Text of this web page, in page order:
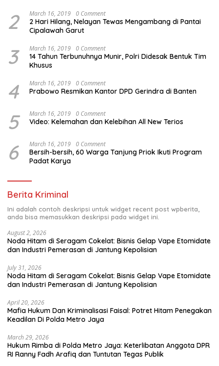
2 March 16, 2019 0 Comment
2 Hari Hilang, Nelayan Tewas Mengambang di Pantai
Cipalawah Garut
3 March 16, 2019 0 Comment
14 Tahun Terbunuhnya Munir, Polri Didesak Bentuk Tim
Khusus
4 March 16, 2019 0 Comment
Prabowo Resmikan Kantor DPD Gerindra di Banten
5 March 16, 2019 0 Comment
Video: Kelemahan dan Kelebihan All New Terios
6 March 16, 2019 0 Comment
Bersih-bersih, 60 Warga Tanjung Priok Ikuti Program
Padat Karya
Berita Kriminal
Ini adalah contoh deskripsi untuk widget recent post wpberita,
anda bisa memasukkan deskripsi pada widget ini.
August 2, 2026
Noda Hitam di Seragam Cokelat: Bisnis Gelap Vape Etomidate
dan Industri Pemerasan di Jantung Kepolisian
July 31, 2026
Noda Hitam di Seragam Cokelat: Bisnis Gelap Vape Etomidate
dan Industri Pemerasan di Jantung Kepolisian
April 20, 2026
Mafia Hukum Dan Kriminalisasi Faisal: Potret Hitam Penegakan
Keadilan Di Polda Metro Jaya
March 29, 2026
Hukum Rimba di Polda Metro Jaya: Keterlibatan Anggota DPR
RI Ranny Fadh Arafiq dan Tuntutan Tegas Publik